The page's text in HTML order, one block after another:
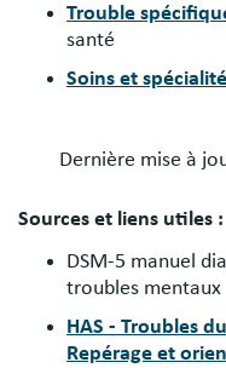
Trouble
santé
Soins et
Dernière mise à
Sources et liens utiles :
DSM-5 manuel
troubles mentaux
HAS - Troubles
Repérage et